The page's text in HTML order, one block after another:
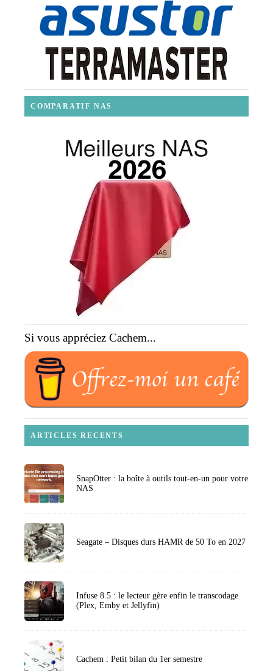
COMPARATIF NAS
Si vous appréciez Cachem...
ARTICLES RECENTS
SnapOtter : la boîte à outils tout-en-un pour votre
NAS
Seagate – Disques durs HAMR de 50 To en 2027
Infuse 8.5 : le lecteur gère enfin le transcodage
(Plex, Emby et Jellyfin)
Cachem : Petit bilan du 1er semestre